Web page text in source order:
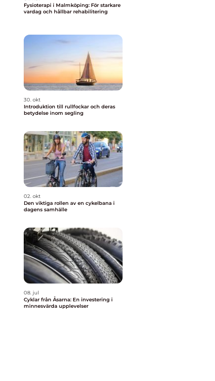
Fysioterapi i Malmköping: För starkare
vardag och hållbar rehabilitering
30. okt
Introduktion till rullfockar och deras
betydelse inom segling
02. okt
Den viktiga rollen av en cykelbana i
dagens samhälle
08. jul
Cyklar från Åsarna: En investering i
minnesvärda upplevelser